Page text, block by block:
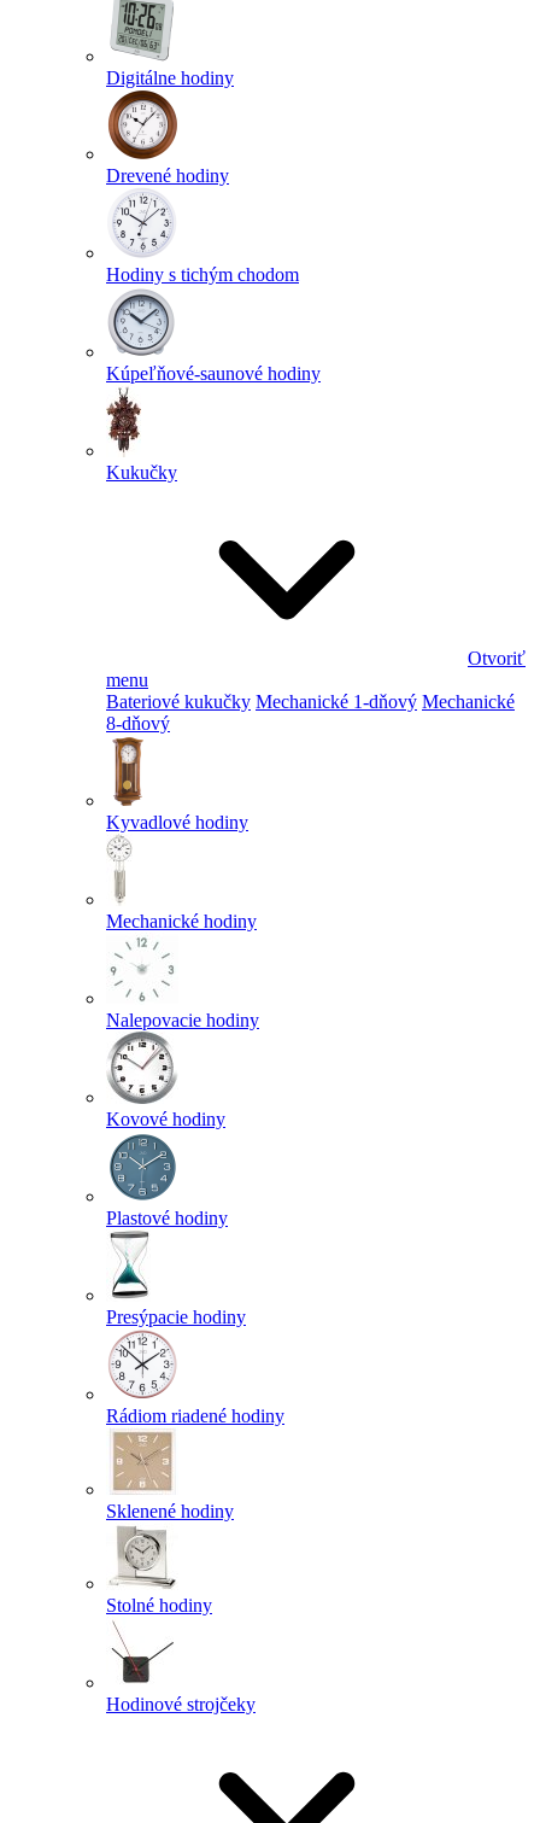
Digitálne hodiny
Drevené hodiny
Hodiny s tichým chodom
Kúpeľňové-saunové hodiny
Kukučky
Otvoriť
menu
Bateriové kukučky Mechanické 1-dňový Mechanické
8-dňový
Kyvadlové hodiny
Mechanické hodiny
Nalepovacie hodiny
Kovové hodiny
Plastové hodiny
Presýpacie hodiny
Rádiom riadené hodiny
Sklenené hodiny
Stolné hodiny
Hodinové strojčeky